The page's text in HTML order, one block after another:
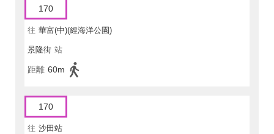
170
往 華富(中)(經海洋公園)
景隆街 站
距離 60m
170
往 沙田站